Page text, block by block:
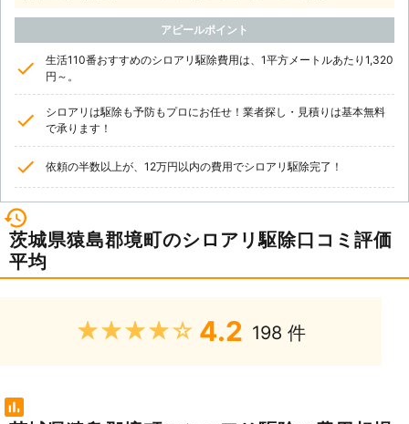
アピールポイント
生活110番おすすめのシロアリ駆除費用は、1平方メートルあたり1,320
円～。
シロアリは駆除も予防もプロにお任せ！業者探し・見積りは基本無料
で承ります！
依頼の半数以上が、12万円以内の費用でシロアリ駆除完了！
茨城県猿島郡境町のシロアリ駆除口コミ評価
平均
★★★★★ 4.2 198 件